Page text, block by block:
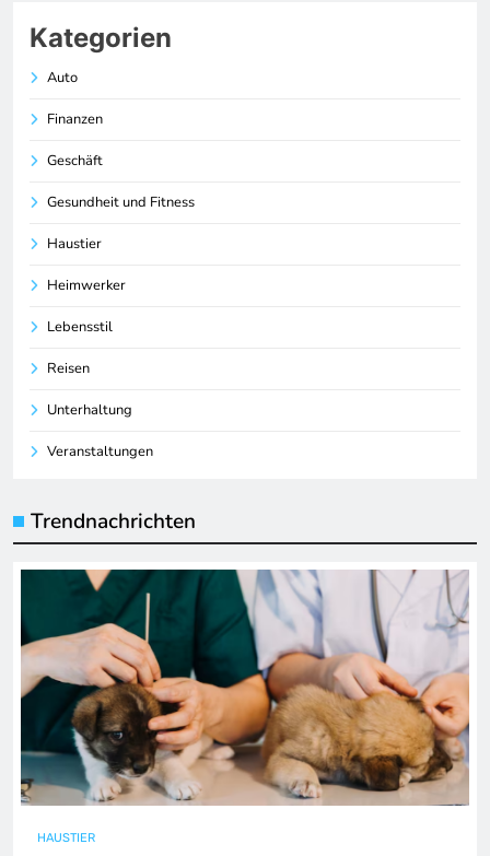
Kategorien
Auto
Finanzen
Geschäft
Gesundheit und Fitness
Haustier
Heimwerker
Lebensstil
Reisen
Unterhaltung
Veranstaltungen
Trendnachrichten
HAUSTIER